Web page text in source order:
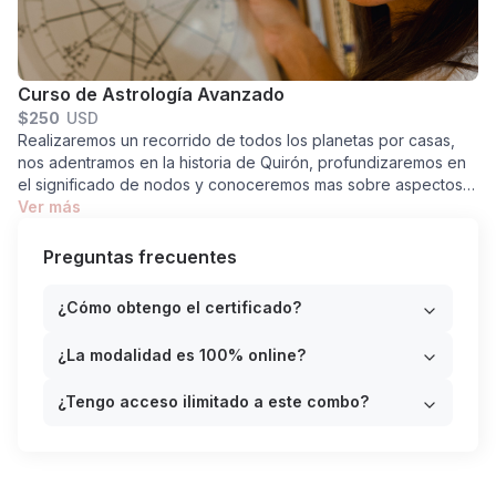
signos. Así podrás avanzar con el módulo 2 teniendo los
conocimientos básicos necesarios para continuar con lunas y
luego en el módulo 3 con los ascendentes
Curso de Astrología Avanzado
$250 USD
Realizaremos un recorrido de todos los planetas por casas,
nos adentramos en la historia de Quirón, profundizaremos en
el significado de nodos y conoceremos mas sobre aspectos,
tránsitos y revolución solar.
Ver más
Preguntas frecuentes
¿Cómo obtengo el certificado?
¿La modalidad es 100% online?
¿Tengo acceso ilimitado a este combo?